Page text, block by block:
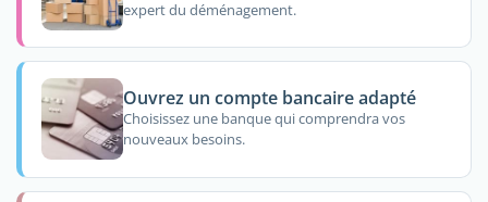
expert du déménagement.
Ouvrez un compte bancaire adapté
Choisissez une banque qui comprendra vos
nouveaux besoins.